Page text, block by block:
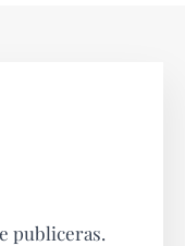
publiceras.